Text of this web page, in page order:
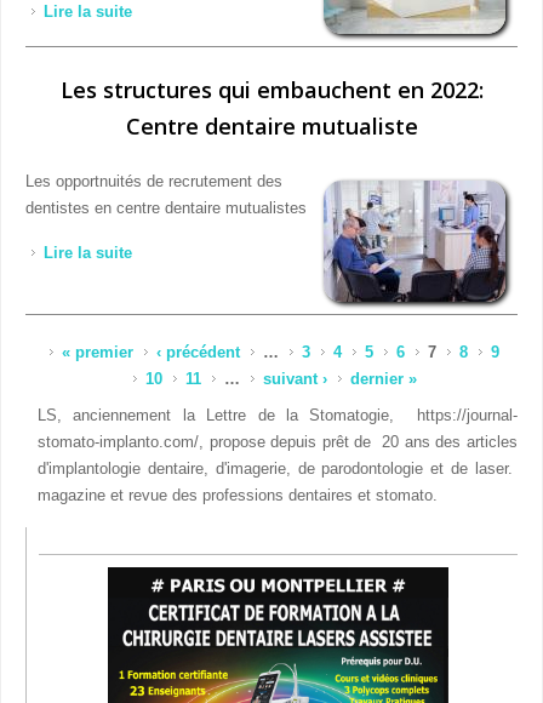
Lire la suite de Les structures qui embauchent en 2022: Centre
dentaire géré par une/des personne(s) privée(s)
Les structures qui embauchent en 2022:
Centre dentaire mutualiste
Les opportnuités de recrutement des
dentistes en centre dentaire mutualistes
Lire la suite de Les structures qui embauchent en 2022: Centre
Pages
« premier ‹ précédent … 3 4 5 6 7 8
9
10
11 … suivant › dernier »
LS, anciennement la Lettre de la Stomatogie, https://journal-
stomato-implanto.com/, propose depuis prêt de 20 ans des articles
d'implantologie dentaire, d'imagerie, de parodontologie et de laser.
magazine et revue des professions dentaires et stomato.